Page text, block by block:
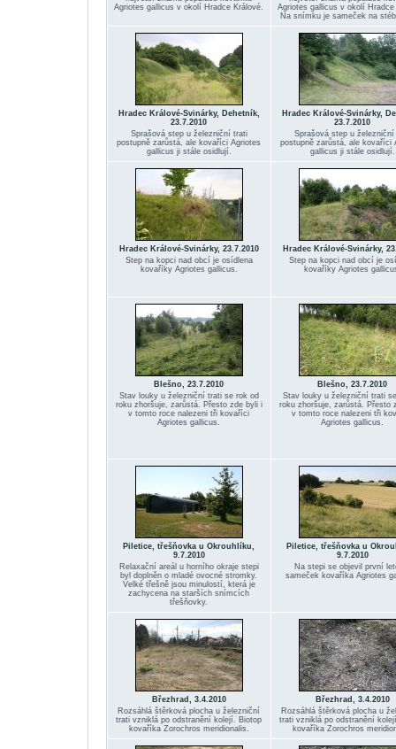
Agriotes gallicus v okolí Hradce Králové.
Agriotes gallicus v okolí Hradce
Na snímku je sameček na
Hradec Králové-Svinárky, Dehetník,
23.7.2010
Sprašová step u železniční trati
postupně zarůstá, ale kovaříci Agriotes
gallicus ji stále osidlují.
Hradec Králové-Svinárky,
23.7.2010
Sprašová step u železniční
postupně zarůstá, ale kovaříci
gallicus ji stále osidlují.
Hradec Králové-Svinárky, 23.7.2010
Step na kopci nad obcí je osídlena
kovaříky Agriotes gallicus.
Hradec Králové-Svinárky,
Step na kopci nad obcí je
kovaříky Agriotes
Blešno, 23.7.2010
Stav louky u železniční trati se rok od
roku zhoršuje, zarůstá. Přesto zde byli i
v tomto roce nalezeni tři kovaříci
Agriotes gallicus.
Blešno, 23.7.2010
Stav louky u železniční trati
roku zhoršuje, zarůstá. Přesto
v tomto roce nalezeni tři
Agriotes gallicus.
Piletice, třešňovka u Okrouhlíku,
9.7.2010
Relaxační areál u horního okraje stepi
byl doplněn o mladé ovocné stromky.
Velké třešně jsou minulostí, která je
zachycena na starších snímcích
třešňovky.
Piletice, třešňovka u
9.7.2010
Na stepi se objevil první
sameček kovaříka Agriotes
Březhrad, 3.4.2010
Rozsáhlá štěrková plocha u železniční
trati vzniklá po odstranění kolejí. Biotop
kovaříka Zorochros meridionalis.
Březhrad, 3.4.2010
Rozsáhlá štěrková plocha u
trati vzniklá po odstranění
kovaříka Zorochros